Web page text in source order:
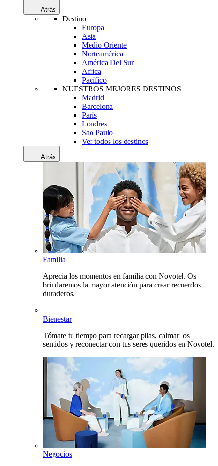
Atrás
Destino
Europa
Asia
Medio Oriente
Norteamérica
América Del Sur
Africa
Pacífico
NUESTROS MEJORES DESTINOS
Madrid
Barcelona
París
Londres
Sao Paulo
Ver todos los destinos
Atrás
Familia
Aprecia los momentos en familia con Novotel. Os
brindaremos la mayor atención para crear recuerdos
duraderos.
Bienestar
Tómate tu tiempo para recargar pilas, calmar los
sentidos y reconectar con tus seres queridos en Novotel.
Negocios